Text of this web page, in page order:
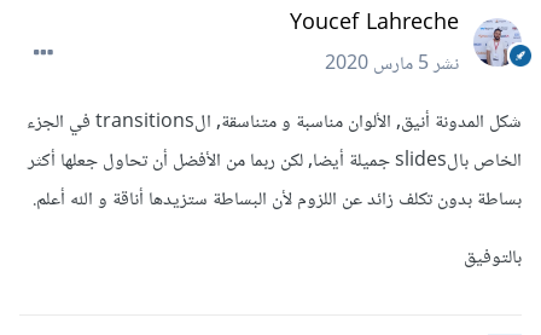
Youcef Lahreche
نشر5 مارس 2020
شكل المدونة أنيق, الألوان مناسبة و متناسقة, الtransitions في الجزء
الخاص بالslides جميلة أيضا, لكن ربما من الأفضل أن تحاول جعلها أكثر
بساطة بدون تكلف زائد عن اللزوم لأن البساطة ستزيدها أناقة و الله أعلم.
بالتوفيق